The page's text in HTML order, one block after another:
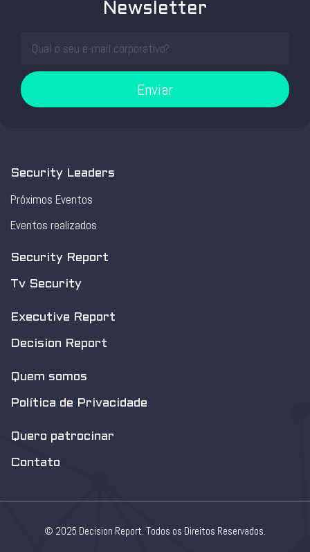
Newsletter
Enviar
Security Leaders
Próximos Eventos
Eventos realizados
Security Report
Tv Security
Executive Report
Decision Report
Quem somos
Política de Privacidade
Quero patrocinar
Contato
© 2025 Decision Report. Todos os Direitos Reservados.